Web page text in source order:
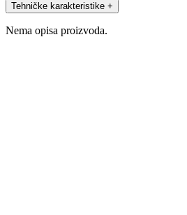
Tehničke karakteristike +
Nema opisa proizvoda.